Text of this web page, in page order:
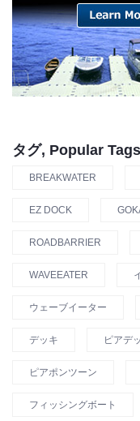
タグ, Popular Tags
BREAKWATER
EZ DOCK
ROADBARRIER
WAVEEATER
ウェーブイーター
デッキ ピアデ
ピアポンツーン
フィッシングボート